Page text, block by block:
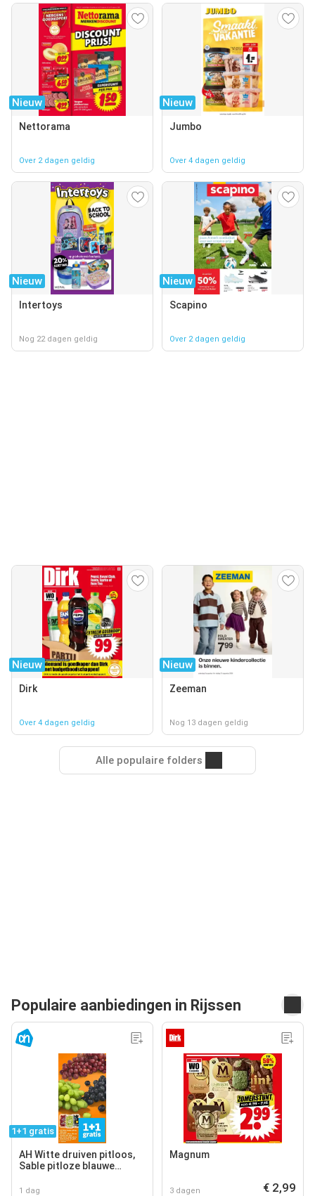
Nieuw
Nettorama
Over 2 dagen geldig
Nieuw
Jumbo
Over 4 dagen geldig
Nieuw
Intertoys
Nog 22 dagen geldig
Nieuw
Scapino
Over 2 dagen geldig
Nieuw
Dirk
Over 4 dagen geldig
Nieuw
Zeeman
Nog 13 dagen geldig
Alle populaire folders
Populaire aanbiedingen in Rijssen
1+1 gratis
AH Witte druiven pitloos,
Sable pitloze blauwe
pitloze rode druiven
1 dag
Magnum
3 dagen € 2,99